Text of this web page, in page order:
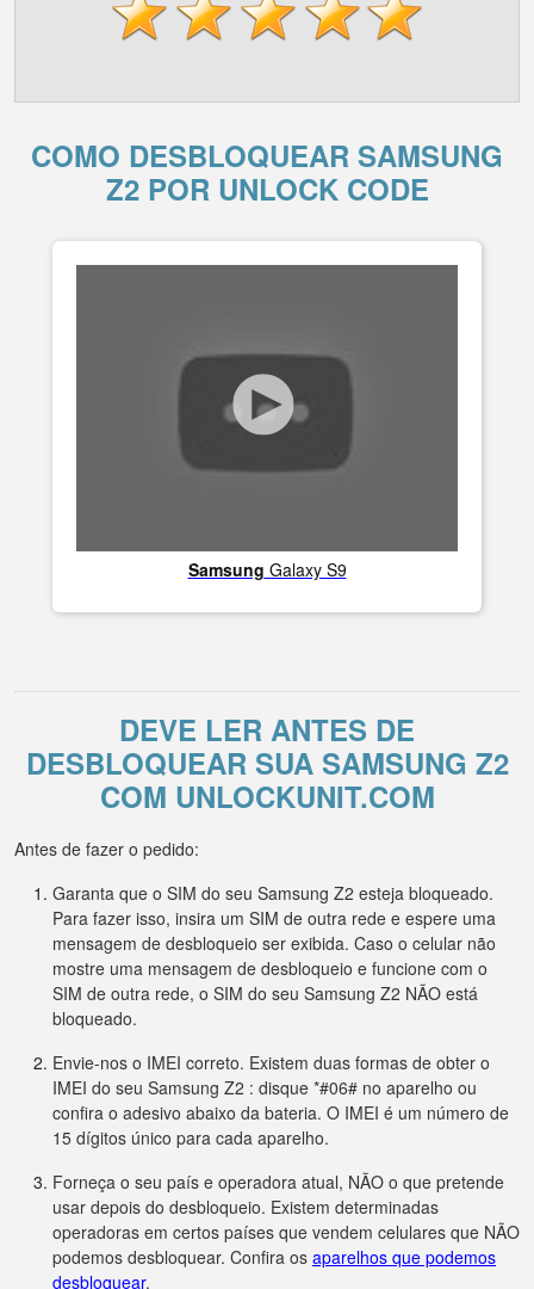
COMO DESBLOQUEAR SAMSUNG
Z2 POR UNLOCK CODE
Samsung Galaxy S9
DEVE LER ANTES DE
DESBLOQUEAR SUA SAMSUNG Z2
COM UNLOCKUNIT.COM
Antes de fazer o pedido:
Garanta que o SIM do seu Samsung Z2 esteja bloqueado.
Para fazer isso, insira um SIM de outra rede e espere uma
mensagem de desbloqueio ser exibida. Caso o celular não
mostre uma mensagem de desbloqueio e funcione com o
SIM de outra rede, o SIM do seu Samsung Z2 NÃO está
bloqueado.
Envie-nos o IMEI correto. Existem duas formas de obter o
IMEI do seu Samsung Z2 : disque *#06# no aparelho ou
confira o adesivo abaixo da bateria. O IMEI é um número de
15 dígitos único para cada aparelho.
Forneça o seu país e operadora atual, NÃO o que pretende
usar depois do desbloqueio. Existem determinadas
operadoras em certos países que vendem celulares que NÃO
podemos desbloquear. Confira os aparelhos que podemos
desbloquear.